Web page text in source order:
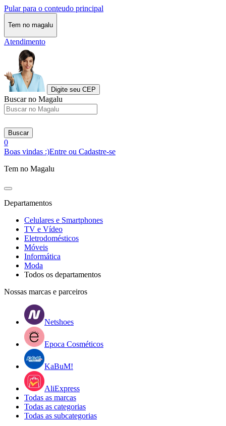
Pular para o conteudo principal
Tem no magalu
Atendimento
Digite seu CEP
Buscar no Magalu
Buscar
0
Boas vindas :)Entre ou Cadastre-se
Tem no Magalu
Departamentos
Celulares e Smartphones
TV e Vídeo
Eletrodomésticos
Móveis
Informática
Moda
Todos os departamentos
Nossas marcas e parceiros
Netshoes
Epoca Cosméticos
KaBuM!
AliExpress
Todas as marcas
Todas as categorias
Todas as subcategorias